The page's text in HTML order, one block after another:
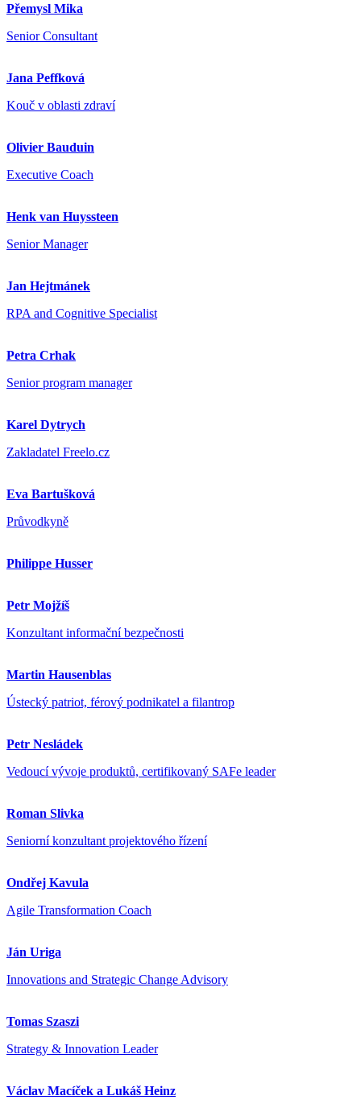
Přemysl Mika
Senior Consultant
Jana Peffková
Kouč v oblasti zdraví
Olivier Bauduin
Executive Coach
Henk van Huyssteen
Senior Manager
Jan Hejtmánek
RPA and Cognitive Specialist
Petra Crhak
Senior program manager
Karel Dytrych
Zakladatel Freelo.cz
Eva Bartušková
Průvodkyně
Philippe Husser
Petr Mojžíš
Konzultant informační bezpečnosti
Martin Hausenblas
Ústecký patriot, férový podnikatel a filantrop
Petr Nesládek
Vedoucí vývoje produktů, certifikovaný SAFe leader
Roman Slivka
Seniorní konzultant projektového řízení
Ondřej Kavula
Agile Transformation Coach
Ján Uriga
Innovations and Strategic Change Advisory
Tomas Szaszi
Strategy & Innovation Leader
Václav Macíček a Lukáš Heinz